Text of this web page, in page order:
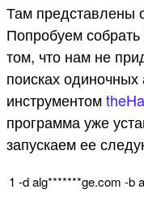
Там представлены
Попробуем
том, что нам не
поисках
инструментом
программа уже
запускаем ее
1 -dalg*******ge.com -b